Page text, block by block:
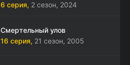
6 серия, 2 сезон, 2024
Смертельный улов
16 серия, 21 сезон, 2005